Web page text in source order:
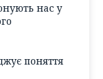
нас у
поняття